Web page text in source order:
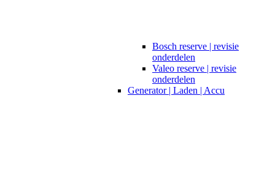
Bosch reserve | revisie
onderdelen
Valeo reserve | revisie
onderdelen
Generator | Laden | Accu